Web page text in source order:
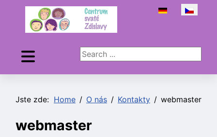
Zvolte jazyk
Search ...
Jste zde: Home O nás Kontakty webmaster
webmaster